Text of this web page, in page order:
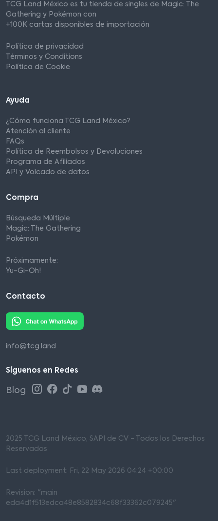
TCG Land México es tu tienda de singles de Magic: The
Gathering y Pokémon con
+100K cartas disponibles de importación
Política de privacidad
Términos y Conditions
Política de Cookie
Ayuda
¿Cómo funciona TCG Land México?
Atención al cliente
FAQs
Política de Reembolsos y Devoluciones
Programa de Afiliados
API y Volcado de datos
Compra
Búsqueda Múltiple
Magic: The Gathering
Pokémon
Próximamente:
Yu-Gi-Oh!
Contacto
info@tcg.land
Síguenos en Redes
Blog
2025 TCG Land México, SAPI de CV - Todos los Derechos
Reservados
Last deployment: Fri, 22 May 2026 04:24 +00:00
Revision: "main
eda4d1f513edca48e8582834c68f33362c079245"